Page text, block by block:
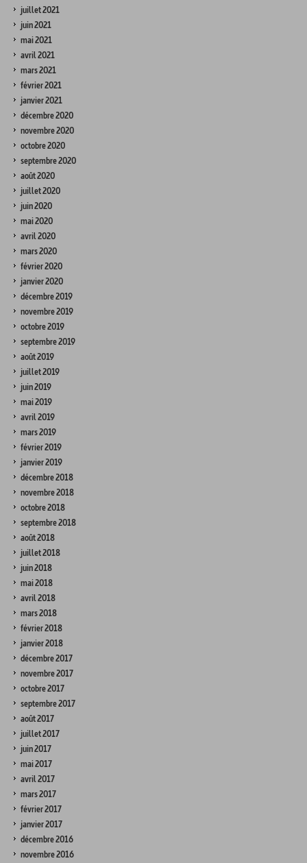
juillet 2021
juin 2021
mai 2021
avril 2021
mars 2021
février 2021
janvier 2021
décembre 2020
novembre 2020
octobre 2020
septembre 2020
août 2020
juillet 2020
juin 2020
mai 2020
avril 2020
mars 2020
février 2020
janvier 2020
décembre 2019
novembre 2019
octobre 2019
septembre 2019
août 2019
juillet 2019
juin 2019
mai 2019
avril 2019
mars 2019
février 2019
janvier 2019
décembre 2018
novembre 2018
octobre 2018
septembre 2018
août 2018
juillet 2018
juin 2018
mai 2018
avril 2018
mars 2018
février 2018
janvier 2018
décembre 2017
novembre 2017
octobre 2017
septembre 2017
août 2017
juillet 2017
juin 2017
mai 2017
avril 2017
mars 2017
février 2017
janvier 2017
décembre 2016
novembre 2016